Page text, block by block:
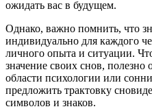
ожидать вас в будущем.
Однако, важно помнить, что
индивидуально для каждого
личного опыта и ситуации.
значение своих снов, полезно
области психологии или
предложить трактовку
символов и знаков.